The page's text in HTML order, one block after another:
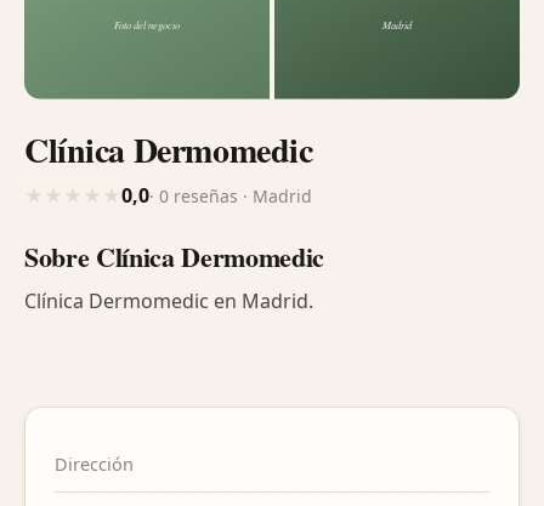
Clínica Dermomedic
★ ★ ★ ★ ★0,0· 0 reseñas · Madrid
Sobre Clínica Dermomedic
Clínica Dermomedic en Madrid.
Dirección